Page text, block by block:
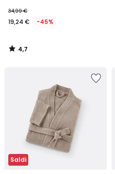
34,99 €
19,24 € -45%
4,7
/
Saldi